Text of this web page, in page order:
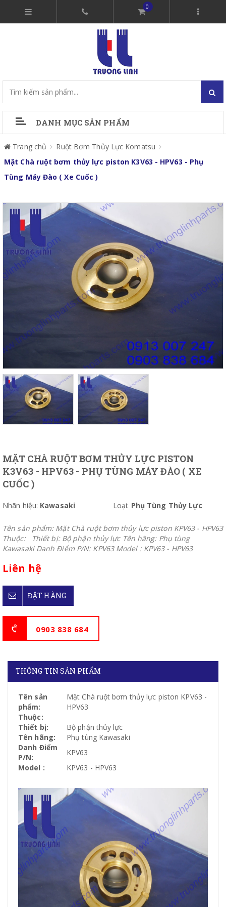
0
DANH MỤC SẢN PHẨM
Trang chủ
Ruột Bơm Thủy Lực Komatsu
Mặt Chà ruột bơm thủy lực piston K3V63 - HPV63 - Phụ
Tùng Máy Đào ( Xe Cuốc )
MẶT CHÀ RUỘT BƠM THỦY LỰC PISTON
K3V63 - HPV63 - PHỤ TÙNG MÁY ĐÀO ( XE
CUỐC )
Nhãn hiệu: Kawasaki Loại: Phụ Tùng Thủy Lực
Tên sản phẩm: Mặt Chà ruột bơm thủy lực piston KPV63 - HPV63
Thuộc: Thiết bị: Bộ phận thủy lực Tên hãng: Phụ tùng
Kawasaki Danh Điểm P/N: KPV63 Model : KPV63 - HPV63
Liên hệ
ĐẶT HÀNG
0903 838 684
THÔNG TIN SẢN PHẨM
Tên sản
phẩm:
Mặt Chà ruột bơm thủy lực piston KPV63 -
HPV63
Thuộc:
Thiết bị:
Bộ phận thủy lực
Tên hãng:
Phụ tùng Kawasaki
Danh Điểm
P/N:
KPV63
Model :
KPV63 - HPV63